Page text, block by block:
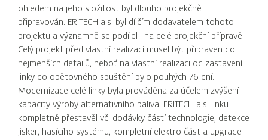
ohledem na jeho složitost byl dlouho projekčně
připravován. ERITECH a.s. byl dílčím dodavatelem tohoto
projektu a významně se podílel i na celé projekční přípravě.
Celý projekt před vlastní realizací musel být připraven do
nejmenších detailů, neboť na vlastní realizaci od zastavení
linky do opětovného spuštění bylo pouhých 76 dní.
Modernizace celé linky byla prováděna za účelem zvýšení
kapacity výroby alternativního paliva. ERITECH a.s. linku
kompletně přestavěl vč. dodávky částí technologie, detekce
jisker, hasícího systému, kompletní elektro část a upgrade